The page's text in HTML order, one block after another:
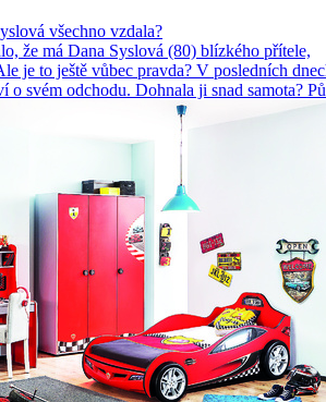
všechno vzdala?
že má Dana Syslová (80) blízkého přítele,
je to ještě vůbec pravda? V posledních
o svém odchodu. Dohnala ji snad samota?